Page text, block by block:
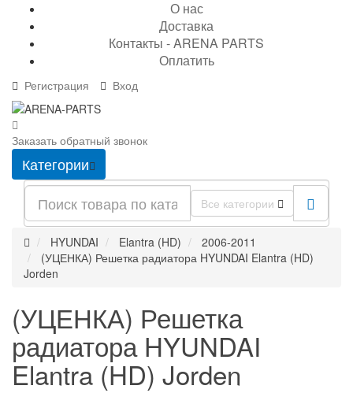
О нас
Доставка
Контакты - ARENA PARTS
Оплатить
Регистрация Вход
Заказать обратный звонок
Категории
Все категории
HYUNDAI Elantra (HD)
2006-2011
(УЦЕНКА) Решетка радиатора HYUNDAI Elantra (HD)
Jorden
(УЦЕНКА) Решетка
радиатора HYUNDAI
Elantra (HD) Jorden